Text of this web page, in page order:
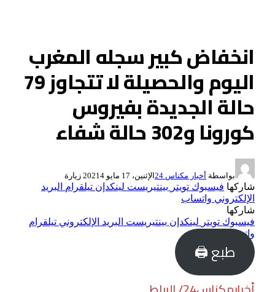
انخفاض كبير سجله المغرب
اليوم والحصيلة لا تتجاوز 79
حالة الجديدة بفيروس
كورونا و302 حالة شفاء
بواسطة أخبار مكناس 24 الإثنين، 17 مايو 2021 4 زيارة
شاركها فيسبوك تويتر بينتيريست لينكدإن تيلقرام البريد
الإلكتروني واتساب
شاركها
فيسبوك تويتر لينكدإن بينتيريست البريد الإلكتروني تيلقرام
واتساب
طبع 🖨